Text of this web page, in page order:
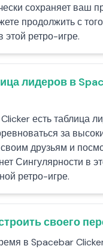
сохраняет ваш
продолжить с
этой ретро-игре.
лидеров в
есть таблица
за
друзьям и
Сингулярности в
ретро-игре.
своего
в Spacebar